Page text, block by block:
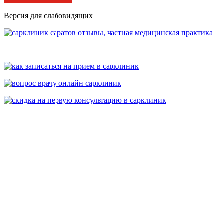
Версия для слабовидящих